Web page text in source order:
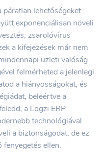
lehetőségeket
exponenciálisan növeli
zsarolóvírus
a kifejezések már nem
üzleti valóság
felmérheted a jelenlegi
a hiányosságokat, és
beleértve a
a Logzi ERP
technológiával
a biztonságodat, de ez
ellen.